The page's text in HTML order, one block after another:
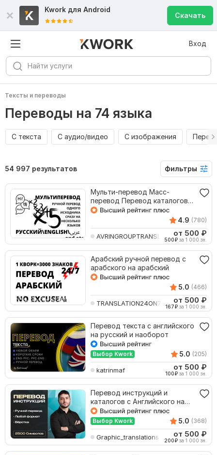
Kwork для Android
Скачать
Вход
Тексты и переводы
Переводы на 74 языка
С текста С аудио/видео С изображения
54 997 результатов Фильтры
Мульти-перевод Масс-
перевод Перевод каталогов
веб-сайтов
4.9 (780)
AVRINGROUPTRANSLATIOот 500 ₽
500₽ за 1 000 зн.
Арабский ручной перевод с
арабского на арабский
5.0 (466)
TRANSLATION24ON7 от 500 ₽
167₽ за 1 000 зн.
Перевод текста с английского
на русский и наоборот
Выбор Kwork 5.0 (205)
katrinmaf от 500 ₽
100₽ за 1 000 зн.
Перевод инструкций и
каталогов с Английского на
Русский и наоборот
Выбор Kwork 5.0 (368)
Graphic_translations от 500 ₽
200₽ за 1 000 зн.